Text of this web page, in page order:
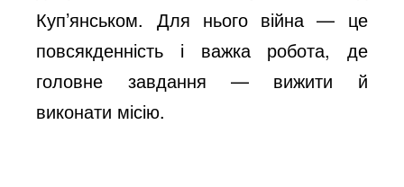
Куп’янськом. Для нього війна — це
повсякденність і важка робота, де
головне завдання — вижити й
виконати місію.